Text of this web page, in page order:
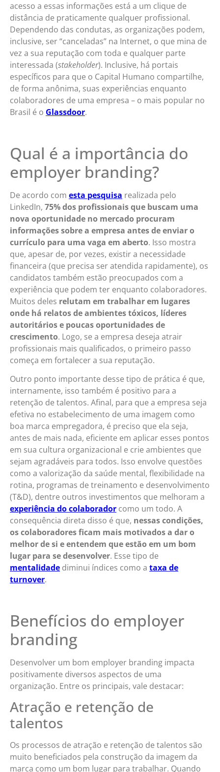
acesso a essas informações está a um clique de
distância de praticamente qualquer profissional.
Dependendo das condutas, as organizações podem,
inclusive, ser “canceladas” na Internet, o que mina de
vez a sua reputação com toda e qualquer parte
interessada (stakeholder). Inclusive, há portais
específicos para que o Capital Humano compartilhe,
de forma anônima, suas experiências enquanto
colaboradores de uma empresa – o mais popular no
Brasil é o Glassdoor.
Qual é a importância do
employer branding?
De acordo com esta pesquisa realizada pelo
LinkedIn, 75% dos profissionais que buscam uma
nova oportunidade no mercado procuram
informações sobre a empresa antes de enviar o
currículo para uma vaga em aberto. Isso mostra
que, apesar de, por vezes, existir a necessidade
financeira (que precisa ser atendida rapidamente), os
candidatos também estão preocupados com a
experiência que podem ter enquanto colaboradores.
Muitos deles relutam em trabalhar em lugares
onde há relatos de ambientes tóxicos, líderes
autoritários e poucas oportunidades de
crescimento. Logo, se a empresa deseja atrair
profissionais mais qualificados, o primeiro passo
começa em fortalecer a sua reputação.
Outro ponto importante desse tipo de prática é que,
internamente, isso também é positivo para a
retenção de talentos. Afinal, para que a empresa seja
efetiva no estabelecimento de uma imagem como
boa marca empregadora, é preciso que ela seja,
antes de mais nada, eficiente em aplicar esses pontos
em sua cultura organizacional e crie ambientes que
sejam agradáveis para todos. Isso envolve questões
como a valorização da saúde mental, flexibilidade na
rotina, programas de treinamento e desenvolvimento
(T&D), dentre outros investimentos que melhoram a
experiência do colaborador como um todo. A
consequência direta disso é que, nessas condições,
os colaboradores ficam mais motivados a dar o
melhor de si e entendem que estão em um bom
lugar para se desenvolver. Esse tipo de
mentalidade diminui índices como a taxa de
turnover.
Benefícios do employer
branding
Desenvolver um bom employer branding impacta
positivamente diversos aspectos de uma
organização. Entre os principais, vale destacar:
Atração e retenção de
talentos
Os processos de atração e retenção de talentos são
muito beneficiados pela construção da imagem da
marca como um bom lugar para trabalhar. Quando